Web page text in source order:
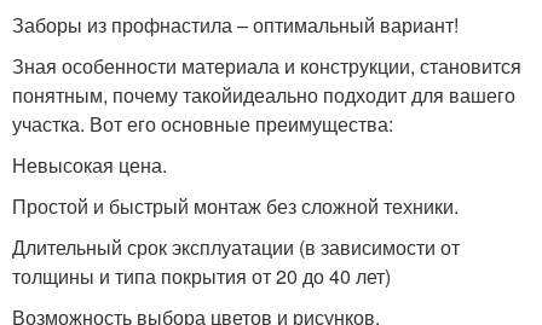
Заборы из профнастила – оптимальный вариант!
Зная особенности материала и конструкции, становится
понятным, почему такойидеально подходит для вашего
участка. Вот его основные преимущества:
Невысокая цена.
Простой и быстрый монтаж без сложной техники.
Длительный срок эксплуатации (в зависимости от
толщины и типа покрытия от 20 до 40 лет)
Возможность выбора цветов и рисунков.